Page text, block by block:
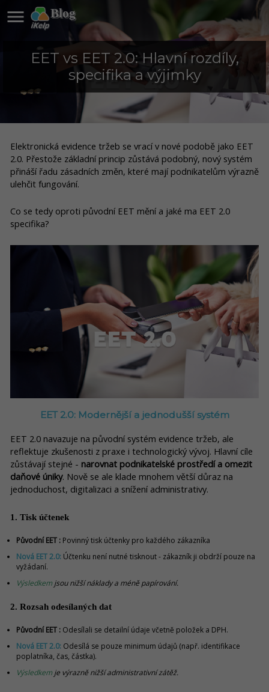
Blog

EET vs EET 2.0: Hlavní rozdíly,
specifika a výjimky
Elektronická evidence tržeb se vrací v nové podobě jako EET
2.0. Přestože základní princip zůstává podobný, nový systém
přináší řadu zásadních změn, které mají podnikatelům výrazně
ulehčit fungování.
Co se tedy oproti původní EET mění a jaké ma EET 2.0
specifika?
EET 2.0: Modernější a jednodušší systém
EET 2.0 navazuje na původní systém evidence tržeb, ale
reflektuje zkušenosti z praxe i technologický vývoj. Hlavní cíle
zůstávají stejné - narovnat podnikatelské prostředí a omezit
daňové úniky. Nově se ale klade mnohem větší důraz na
jednoduchost, digitalizaci a snížení administrativy.
1. Tisk účtenek
Původní EET : Povinný tisk účtenky pro každého zákazníka
Nová EET 2.0: Účtenku není nutné tisknout - zákazník ji obdrží pouze na
vyžádaní.
Výsledkem jsou nižší náklady a méně papírování.
2. Rozsah odesílaných dat
Původní EET : Odesílali se detailní údaje včetně položek a DPH.
Nová EET 2.0: Odesílá se pouze minimum údajů (např. identifikace
poplatníka, čas, částka).
Výsledkem je výrazně nižší administrativní zátěž.